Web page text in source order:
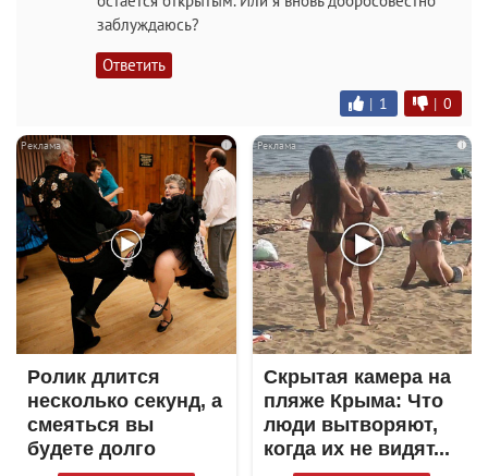
заблуждаюсь?
Ответить
| 1 | 0
i
Ролик длится
несколько секунд, а
смеяться вы
будете долго
i
Скрытая камера на
пляже Крыма: Что
люди вытворяют,
когда их не видят...